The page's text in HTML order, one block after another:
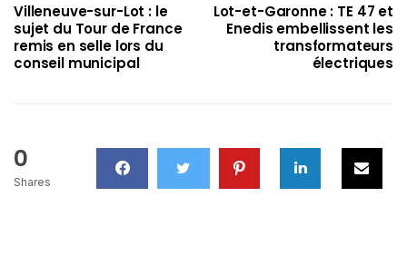
Villeneuve-sur-Lot : le
sujet du Tour de France
remis en selle lors du
conseil municipal
Lot-et-Garonne : TE 47 et
Enedis embellissent les
transformateurs
électriques
0
Shares